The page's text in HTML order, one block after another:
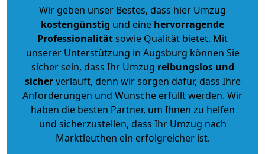
Wir geben unser Bestes, dass hier Umzug
kostengünstig und eine hervorragende
Professionalitätsowie Qualität bietet. Mit
unserer Unterstützung in Augsburg können Sie
sicher sein, dass Ihr Umzug reibungslos und
sicherverläuft, denn wir sorgen dafür, dass Ihre
Anforderungen und Wünsche erfüllt werden. Wir
haben die besten Partner, um Ihnen zu helfen
und sicherzustellen, dass Ihr Umzug nach
Marktleuthen ein erfolgreicher ist.